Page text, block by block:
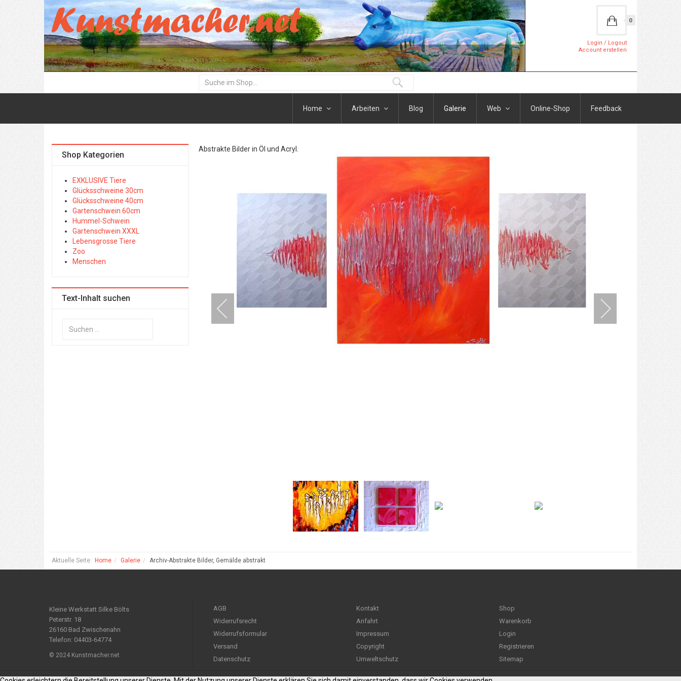
0
Login / Logout
Account erstellen
Home Arbeiten Blog Galerie Web Online-Shop Feedback
Abstrakte Bilder in Öl und Acryl.
Shop Kategorien
EXKLUSIVE Tiere
Glücksschweine 30cm
Glücksschweine 40cm
Gartenschwein 60cm
Hummel-Schwein
Gartenschwein XXXL
Lebensgrosse Tiere
Zoo
Menschen
Text-Inhalt suchen
Aktuelle Seite: Home Galerie Archiv-Abstrakte Bilder, Gemälde abstrakt
Kleine Werkstatt Silke Bölts
Peterstr. 18
26160 Bad Zwischenahn
Telefon: 04403-64774
© 2024 Kunstmacher.net
AGB
Widerrufsrecht
Widerrufsformular
Versand
Datenschutz
Kontakt
Anfahrt
Impressum
Copyright
Umweltschutz
Shop
Warenkorb
Login
Registrieren
Sitemap